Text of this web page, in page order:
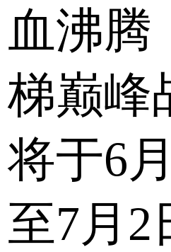
血沸腾
梯巅峰
将于6
至7月2